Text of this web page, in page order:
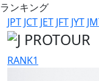
ランキング
JPT JCT JET JFT JYT
RANK1